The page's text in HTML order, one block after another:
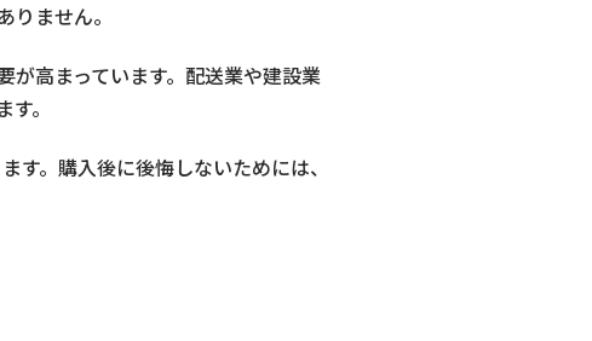
ません。
高まっています。配送業や建設業
。
。購入後に後悔しないためには、